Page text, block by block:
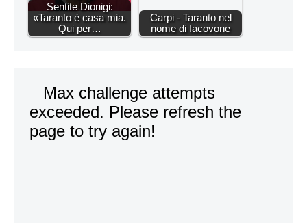
Sentite Dionigi:
«Taranto è casa mia.
Qui per…
Carpi - Taranto nel
nome di Iacovone